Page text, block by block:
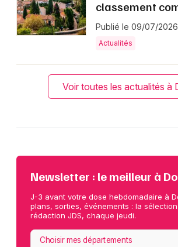
classement
Publié le 09/07/2026
Actualités
Voir toutes les actualités à
Newsletter : le meilleur à
J-3 avant votre dose hebdomadaire à
plans, sorties, événements : la
rédaction JDS, chaque jeudi.
Choisir mes départements